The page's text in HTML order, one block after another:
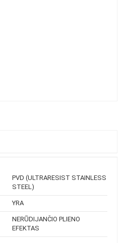
PVD (ULTRARESIST STAINLESS
STEEL)
YRA
NERŪDIJANČIO PLIENO
EFEKTAS